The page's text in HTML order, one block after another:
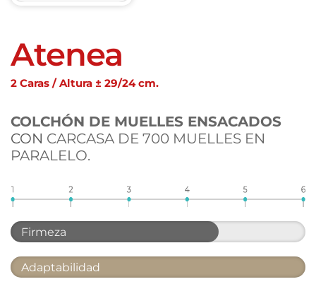
Atenea
2 Caras / Altura ± 29/24 cm.
COLCHÓN DE MUELLES ENSACADOS
CON CARCASA DE 700 MUELLES EN
PARALELO.
Firmeza
Adaptabilidad